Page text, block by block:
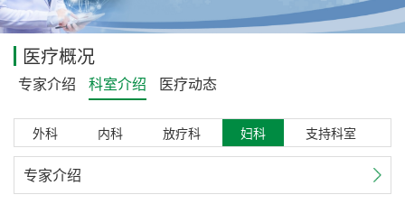
医疗概况
专家介绍 科室介绍 医疗动态
外科 内科 放疗科 妇科 支持科室
专家介绍